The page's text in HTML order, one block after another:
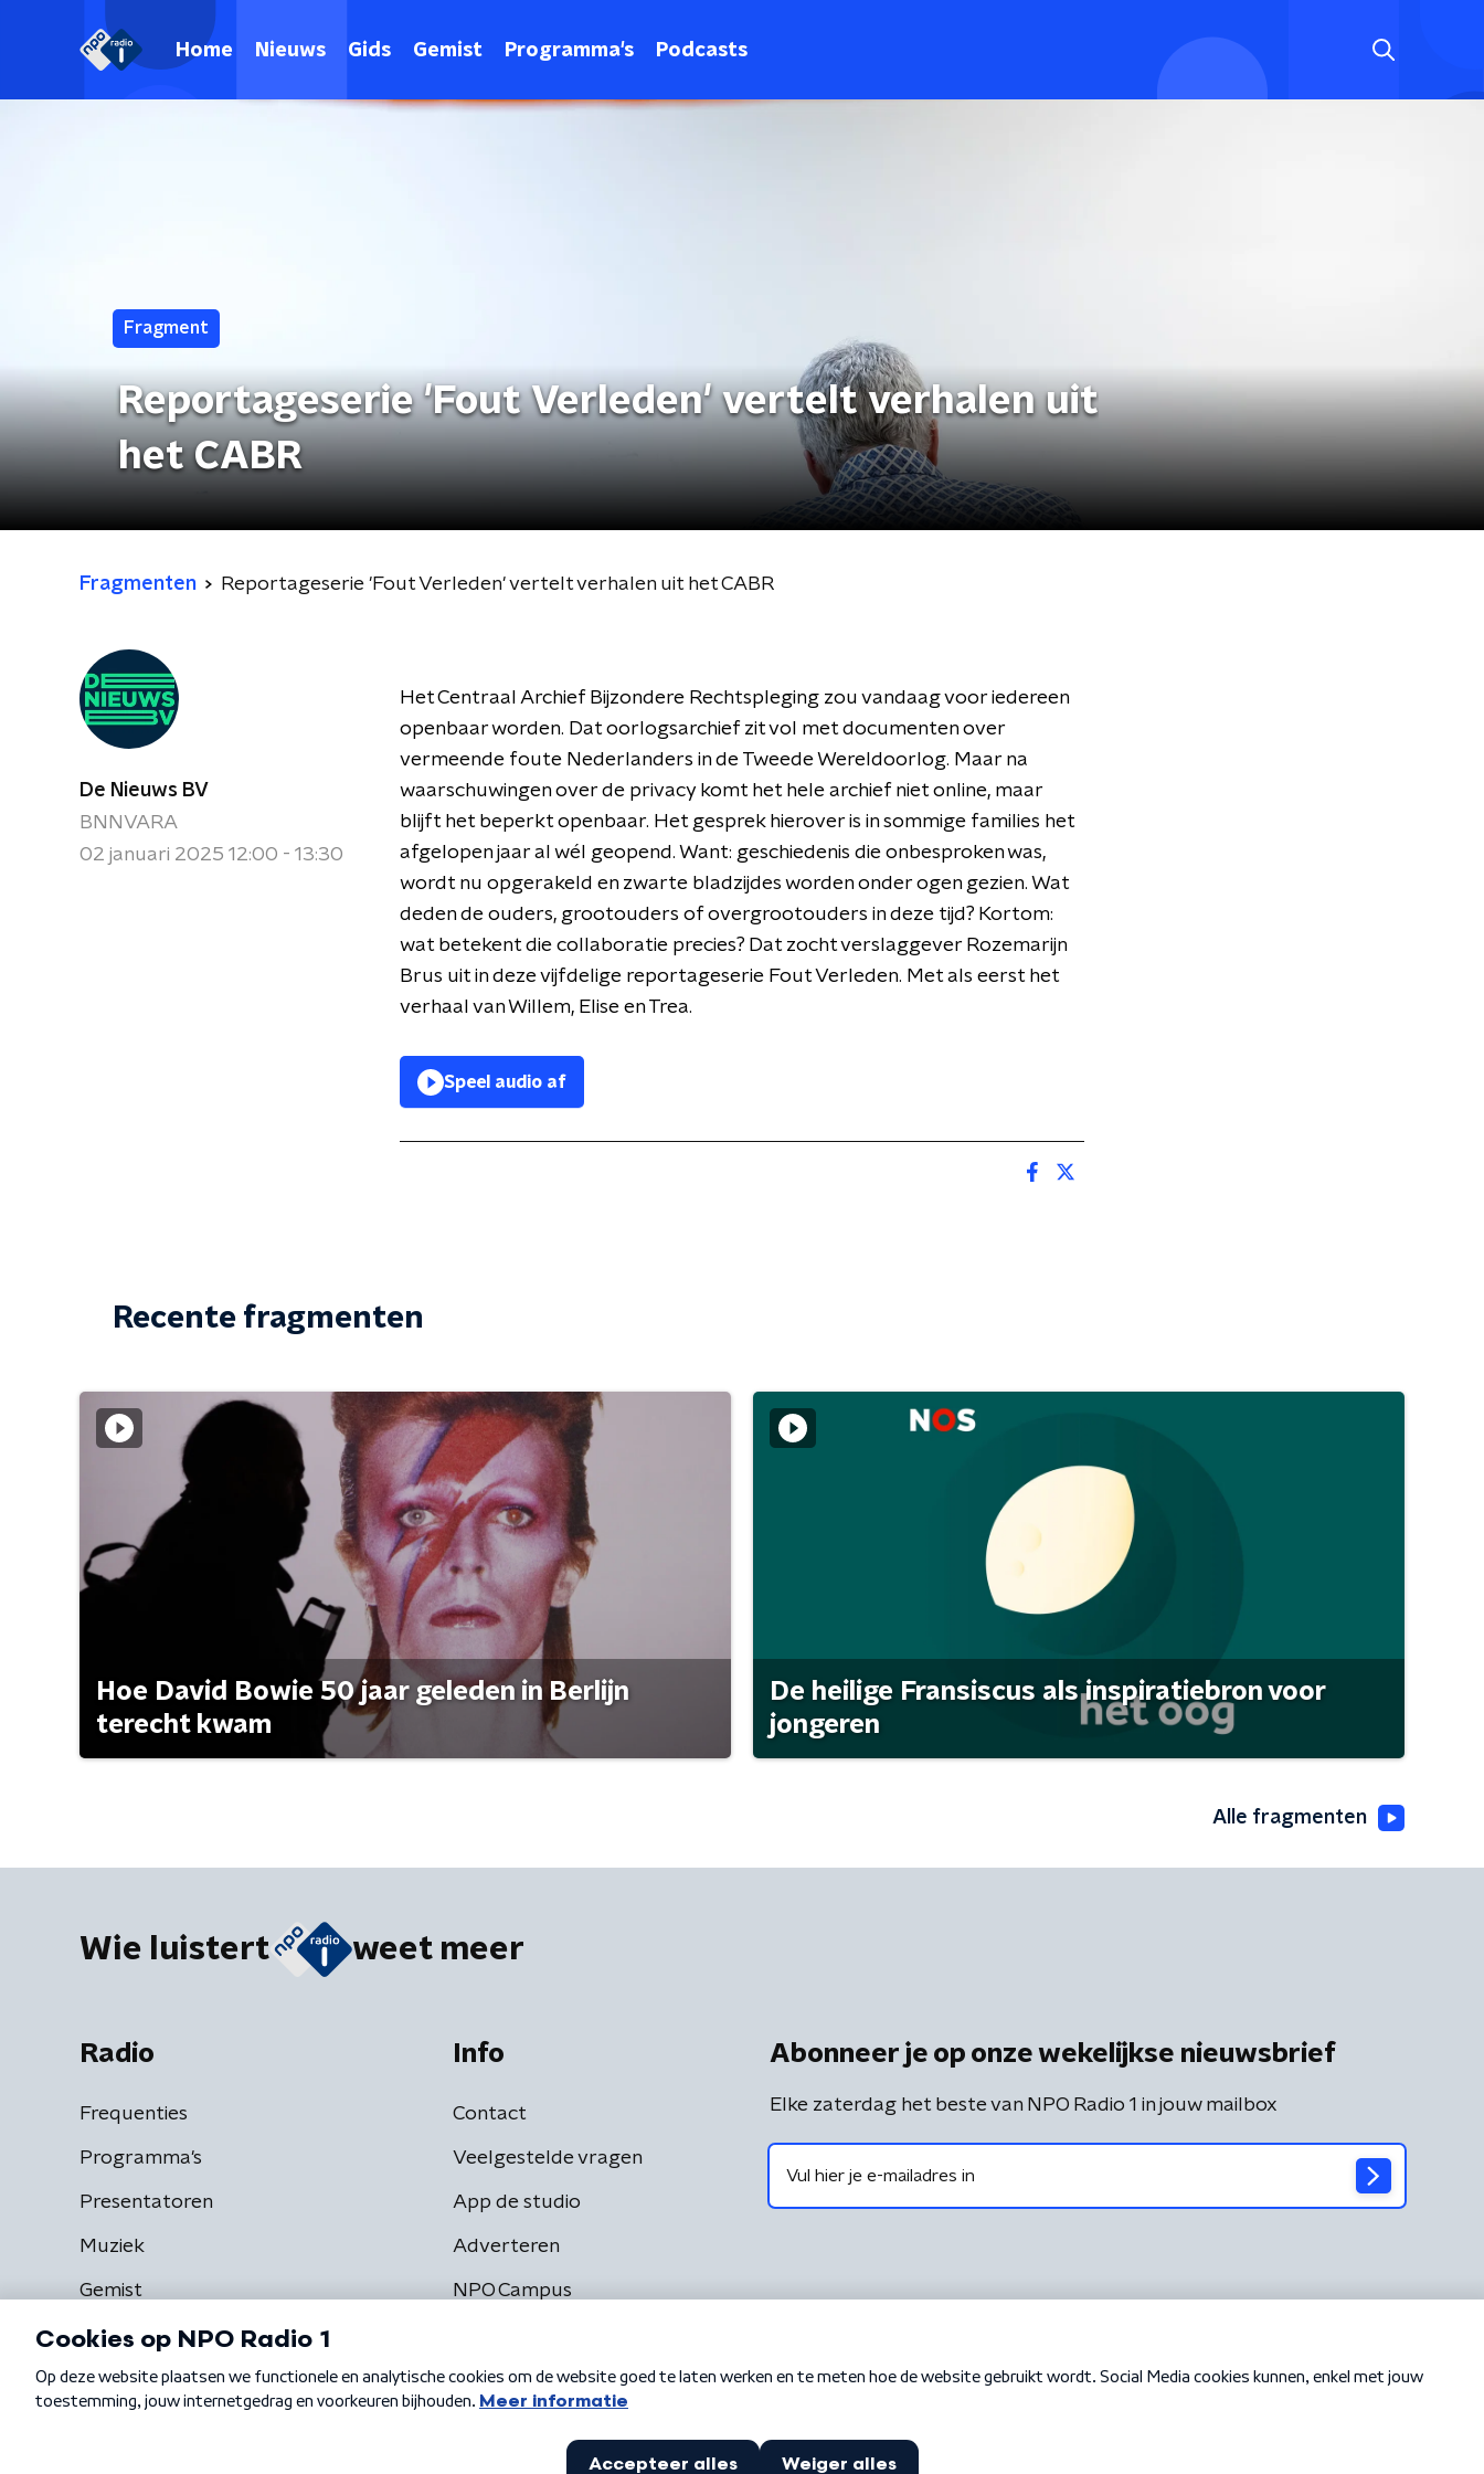
Home Nieuws Gids Gemist Programma's Podcasts
Fragment
Reportageserie 'Fout Verleden' vertelt verhalen uit
het CABR
Fragmenten Reportageserie 'Fout Verleden' vertelt verhalen uit het CABR
De Nieuws BV
BNNVARA
02 januari 2025 12:00 - 13:30
Het Centraal Archief Bijzondere Rechtspleging zou vandaag voor iedereen
openbaar worden. Dat oorlogsarchief zit vol met documenten over
vermeende foute Nederlanders in de Tweede Wereldoorlog. Maar na
waarschuwingen over de privacy komt het hele archief niet online, maar
blijft het beperkt openbaar. Het gesprek hierover is in sommige families het
afgelopen jaar al wél geopend. Want: geschiedenis die onbesproken was,
wordt nu opgerakeld en zwarte bladzijdes worden onder ogen gezien. Wat
deden de ouders, grootouders of overgrootouders in deze tijd? Kortom:
wat betekent die collaboratie precies? Dat zocht verslaggever Rozemarijn
Brus uit in deze vijfdelige reportageserie Fout Verleden. Met als eerst het
verhaal van Willem, Elise en Trea.
Speel audio af
Recente fragmenten
Hoe David Bowie 50 jaar geleden in Berlijn
terecht kwam
De heilige Fransiscus als inspiratiebron voor
jongeren
Alle fragmenten
Wie luistert weet meer
Radio
Frequenties
Programma's
Presentatoren
Muziek
Gemist
Info
Contact
Veelgestelde vragen
App de studio
Adverteren
NPO Campus
Abonneer je op onze wekelijkse nieuwsbrief
Elke zaterdag het beste van NPO Radio 1 in jouw mailbox
Algemene voorwaarden Privacybeleid